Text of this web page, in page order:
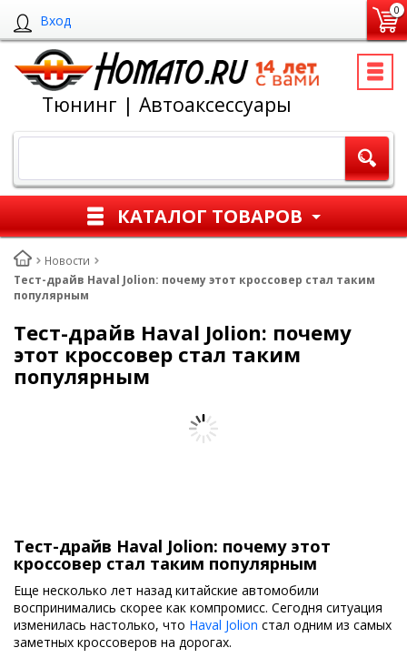
Вход
0
Тюнинг | Автоаксессуары
КАТАЛОГ ТОВАРОВ
Новости
Тест-драйв Haval Jolion: почему этот кроссовер стал таким
популярным
Тест-драйв Haval Jolion: почему
этот кроссовер стал таким
популярным
Тест-драйв Haval Jolion: почему этот
кроссовер стал таким популярным
Еще несколько лет назад китайские автомобили
воспринимались скорее как компромисс. Сегодня ситуация
изменилась настолько, что Haval Jolion стал одним из самых
заметных кроссоверов на дорогах.